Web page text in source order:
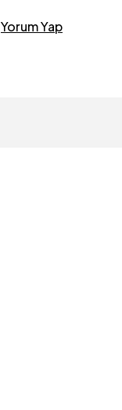
Yorum Yap